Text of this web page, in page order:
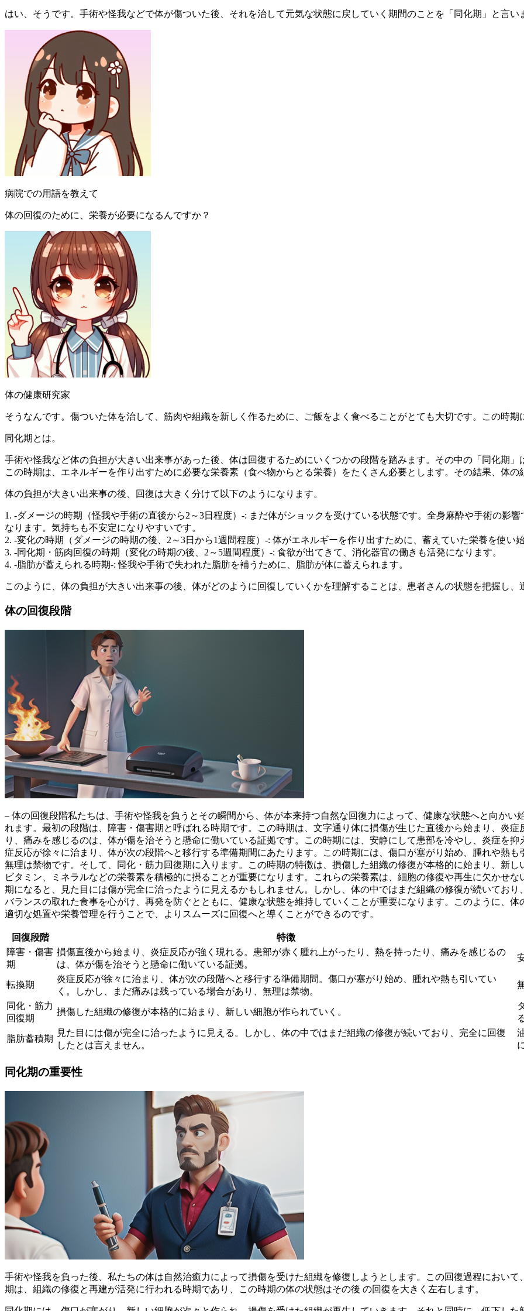
はい、そうです。手術や怪我などで体が傷ついた後、それを治して元気な状態に戻していく期間のことを「同化期」と言い
病院での用語を教えて
体の回復のために、栄養が必要になるんですか？
体の健康研究家
そうなんです。傷ついた体を治して、筋肉や組織を新しく作るために、ご飯をよく食べることがとても大切です。この時
同化期とは。
手術や怪我など体の負担が大きい出来事があった後、体は回復するためにいくつかの段階を踏みます。その中の「同化期
この時期は、エネルギーを作り出すために必要な栄養素（食べ物からとる栄養）をたくさん必要とします。その結果、体
体の負担が大きい出来事の後、回復は大きく分けて以下のようになります。
1. -ダメージの時期（怪我や手術の直後から2～3日程度）-: まだ体がショックを受けている状態です。全身麻酔や手術の影
なります。気持ちも不安定になりやすいです。
2. -変化の時期（ダメージの時期の後、2～3日から1週間程度）-: 体がエネルギーを作り出すために、蓄えていた栄養を使い
3. -同化期・筋肉回復の時期（変化の時期の後、2～5週間程度）-: 食欲が出てきて、消化器官の働きも活発になります。
4. -脂肪が蓄えられる時期-: 怪我や手術で失われた脂肪を補うために、脂肪が体に蓄えられます。
このように、体の負担が大きい出来事の後、体がどのように回復していくかを理解することは、患者さんの状態を把握し
体の回復段階
– 体の回復段階私たちは、手術や怪我を負うとその瞬間から、体が本来持つ自然な回復力によって、健康な状態へと向か
れます。 最初の段階は、障害・傷害期と呼ばれる時期です。この時期は、文字通り体に損傷が生じた直後から始まり、炎
り、痛みを感じるのは、体が傷を治そうと懸命に働いている証拠です。この時期には、安静にして患部を冷やし、炎症を
症反応が徐々に治まり、体が次の段階へと移行する準備期間にあたります。この時期には、傷口が塞がり始め、腫れや熱
無理は禁物です。そして、
同化・筋力回復期に入ります。この時期の特徴は、損傷した組織の修復が本格的に始まり、新
ビタミン、ミネラルなどの栄養素を積極的に摂ることが重要になります。これらの栄養素は、細胞の修復や再生に欠かせ
期になると、見た目には傷が完全に治ったように見えるかもしれません。しかし、体の中ではまだ組織の修復が続いてお
バランスの取れた食事を心がけ、再発を防ぐとともに、健康な状態を維持していくことが重要になります。このように、
適切な処置や栄養管理を行うことで、よりスムーズに回復へと導くことができるのです。
回復段階
特徴
障害・傷害
期
損傷直後から始まり、炎症反応が強く現れる。患部が赤く腫れ上がったり、熱を持ったり、痛みを感じるの
は、体が傷を治そうと懸命に働いている証拠。
転換期
炎症反応が徐々に治まり、体が次の段階へと移行する準備期間。傷口が塞がり始め、腫れや熱も引いてい
く。しかし、まだ痛みは残っている場合があり、無理は禁物。
同化・筋力
回復期
損傷した組織の修復が本格的に始まり、新しい細胞が作られていく。
脂肪蓄積期
見た目には傷が完全に治ったように見える。しかし、体の中ではまだ組織の修復が続いており、完全に回復
したとは言えません。
同化期の重要性
手術や怪我を負った後、私たちの体は自然治癒力によって損傷を受けた組織を修復しようとします。この回復過程におい
期は、組織の修復と再建が活発に行われる時期であり、この時期の体の状態はその後 の回復を大きく左右します。